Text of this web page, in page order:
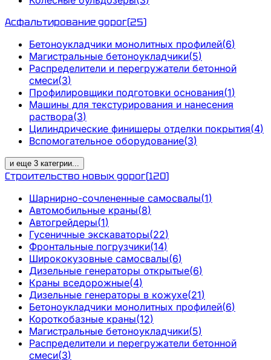
Асфальтирование дорог(25)
Бетоноукладчики монолитных профилей(6)
Магистральные бетоноукладчики(5)
Распределители и перегружатели бетонной
смеси(3)
Профилировщики подготовки основания(1)
Машины для текстурирования и нанесения
раствора(3)
Цилиндрические финишеры отделки покрытия(4)
Вспомогательное оборудование(3)
и еще 3 категрии...
Строительство новых дорог(120)
Шарнирно-сочлененные самосвалы(1)
Автомобильные краны(8)
Автогрейдеры(1)
Гусеничные экскаваторы(22)
Фронтальные погрузчики(14)
Ширококузовные самосвалы(6)
Дизельные генераторы открытые(6)
Краны вседорожные(4)
Дизельные генераторы в кожухе(21)
Бетоноукладчики монолитных профилей(6)
Короткобазные краны(12)
Магистральные бетоноукладчики(5)
Распределители и перегружатели бетонной
смеси(3)